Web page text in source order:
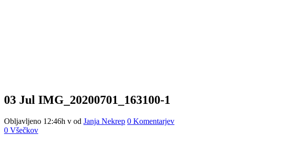
03 Jul IMG_20200701_163100-1
Obljavljeno 12:46h v od Janja Nekrep 0 Komentarjev
0 Všečkov